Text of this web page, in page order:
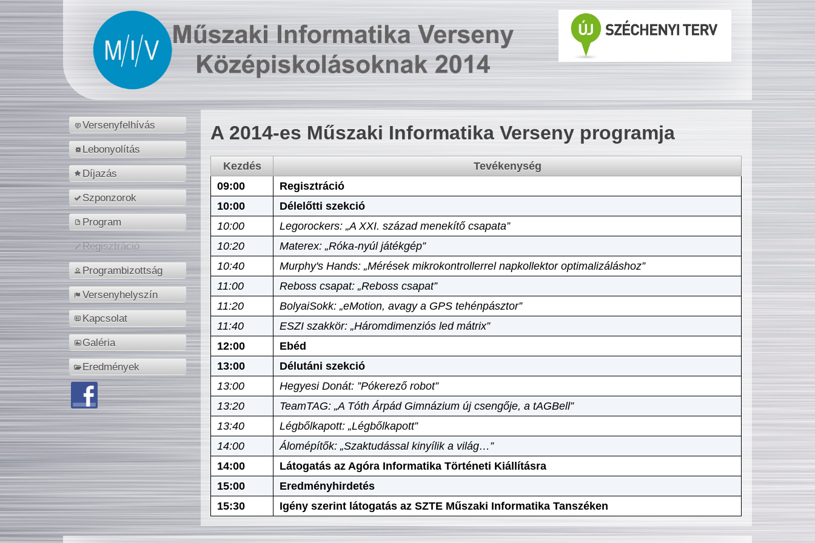
Versenyfelhívás
Lebonyolítás
Díjazás
Szponzorok
Program
Regisztráció
Programbizottság
Versenyhelyszín
Kapcsolat
Galéria
Eredmények
A 2014-es Műszaki Informatika Verseny programja
Kezdés
Tevékenység
09:00
Regisztráció
10:00
Délelőtti szekció
10:00
Legorockers: „A XXI. század menekítő csapata”
10:20
Materex: „Róka-nyúl játékgép”
10:40
Murphy's Hands: „Mérések mikrokontrollerrel napkollektor optimalizáláshoz”
11:00
Reboss csapat: „Reboss csapat”
11:20
BolyaiSokk: „eMotion, avagy a GPS tehénpásztor”
11:40
ESZI szakkör: „Háromdimenziós led mátrix”
12:00
Ebéd
13:00
Délutáni szekció
13:00
Hegyesi Donát: ”Pókerező robot”
13:20
TeamTAG: „A Tóth Árpád Gimnázium új csengője, a tAGBell”
13:40
Légbőlkapott: „Légbőlkapott”
14:00
Álomépítők: „Szaktudással kinyílik a világ…”
14:00
Látogatás az Agóra Informatika Történeti Kiállításra
15:00
Eredményhirdetés
15:30
Igény szerint látogatás az SZTE Műszaki Informatika Tanszéken